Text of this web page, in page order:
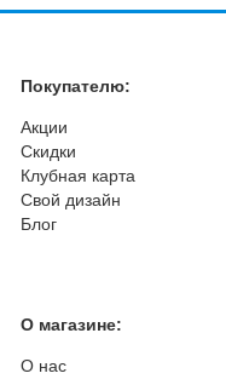
Покупателю:
Акции
Скидки
Клубная карта
Свой дизайн
Блог
О магазине:
О нас